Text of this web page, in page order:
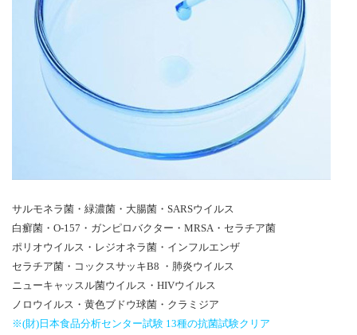
サルモネラ菌・緑濃菌・大腸菌・SARSウイルス
白癬菌・O-157・ガンピロバクター・MRSA・セラチア菌
ポリオウイルス・レジオネラ菌・インフルエンザ
セラチア菌・コックスサッキB8 ・肺炎ウイルス
ニューキャッスル菌ウイルス・HIVウイルス
ノロウイルス・黄色ブドウ球菌・クラミジア
※(財)日本食品分析センター試験 13種の抗菌試験クリア